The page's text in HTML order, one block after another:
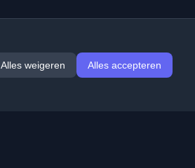
Alles weigeren Alles accepteren